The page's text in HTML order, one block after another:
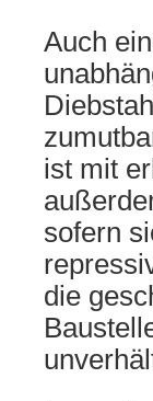
Auch
ist mit
sofern
die